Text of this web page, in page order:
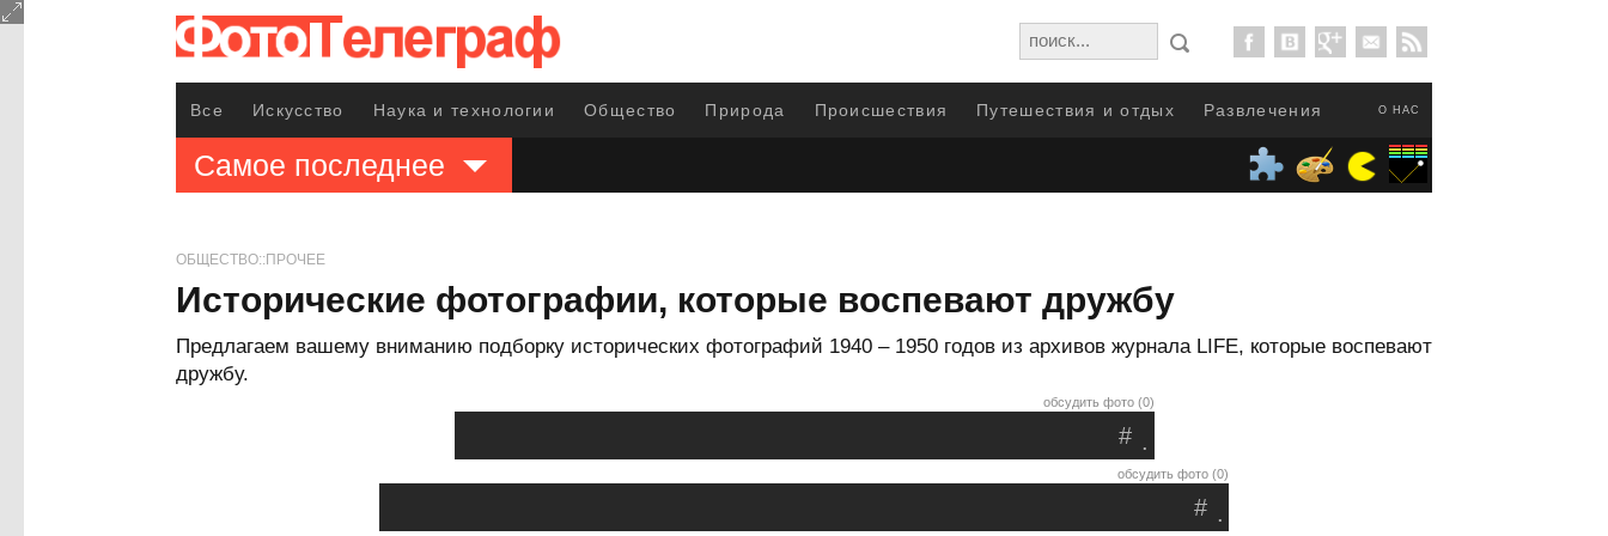
О НАС
Все Искусство Наука и технологии Общество Природа Происшествия Путешествия и отдых Развлечения
Самое последнее
ОБЩЕСТВО::ПРОЧЕЕ
Исторические фотографии, которые воспевают дружбу
Предлагаем вашему вниманию подборку исторических фотографий 1940 – 1950 годов из архивов журнала LIFE, которые воспевают
дружбу.
обсудить фото (0)
.
#
обсудить фото (0)
.
#